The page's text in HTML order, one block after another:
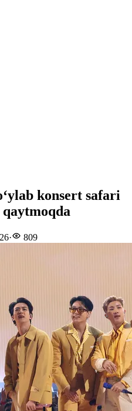
konsert safari
· 809